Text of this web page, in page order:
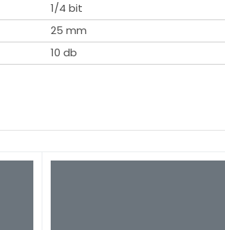
1/4 bit
25 mm
10 db